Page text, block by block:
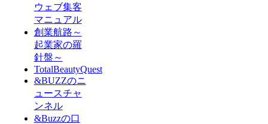
ウェブ集客
マニュアル
創業航路～
起業家の羅
針盤～
TotalBeautyQuest
&BUZZのニ
ュースチャ
ンネル
&Buzzの口